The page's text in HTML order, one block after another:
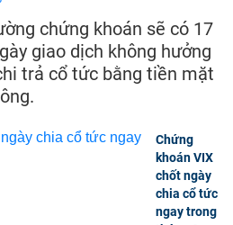
chứng khoán sẽ có 17
giao dịch không hưởng
trả cổ tức bằng tiền mặt
Chứng
khoán VIX
chốt ngày
chia cổ tức
ngay trong